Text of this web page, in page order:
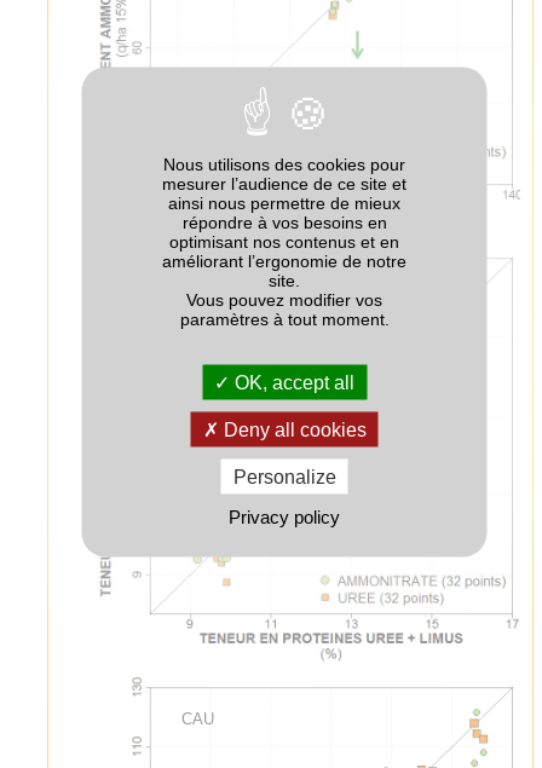
Teneur en protéines
CAU
Nous utilisons des cookies pour
mesurer l’audience de ce site et
ainsi nous permettre de mieux
répondre à vos besoins en
optimisant nos contenus et en
améliorant l’ergonomie de notre
site.
Vous pouvez modifier vos
paramètres à tout moment.
OK, accept all
Deny all cookies
Personalize
Privacy policy